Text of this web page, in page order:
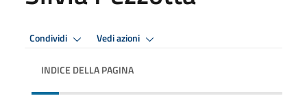
Condividi Vedi azioni
INDICE DELLA PAGINA